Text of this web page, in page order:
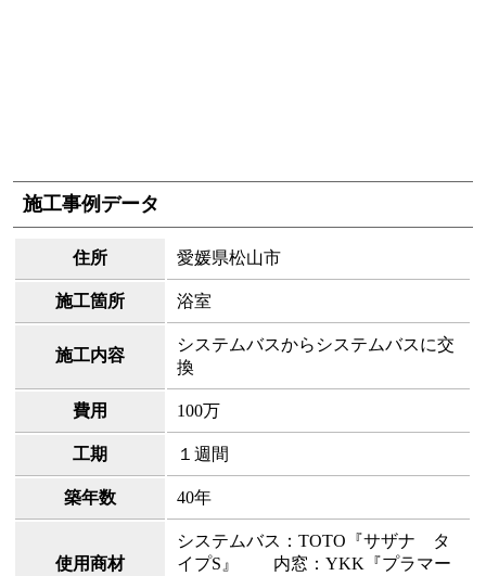
施工事例データ
住所 愛媛県松山市
施工箇所 浴室
施工内容
システムバスからシステムバスに交
換
費用 100万
工期 １週間
築年数 40年
使用商材
システムバス：TOTO『サザナ タ
イプS』 内窓：YKK『プラマー